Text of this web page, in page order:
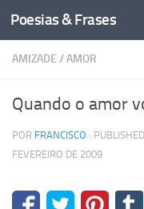
Skip to content
Poesias & Frases
AMIZADE /AMOR
Quando o amor
POR FRANCISCO · PUBLISHED
FEVEREIRO DE 2009